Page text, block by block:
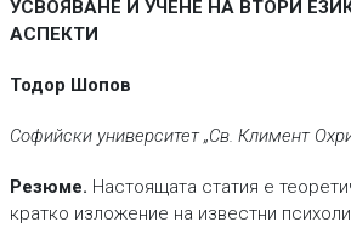
УСВОЯВАНЕ И УЧЕНЕ НА ВТОРИ
АСПЕКТИ
Тодор Шопов
Софийски университет „Св. Климент
Резюме. Настоящата статия е
кратко изложение на известни